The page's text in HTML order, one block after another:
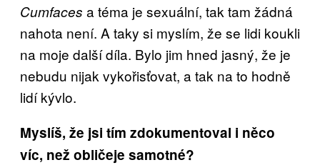
Cumfaces a téma je sexuální, tak tam žádná
nahota není. A taky si myslím, že se lidi koukli
na moje další díla. Bylo jim hned jasný, že je
nebudu nijak vykořisťovat, a tak na to hodně
lidí kývlo.
Myslíš, že jsi tím zdokumentoval i něco
víc, než obličeje samotné?